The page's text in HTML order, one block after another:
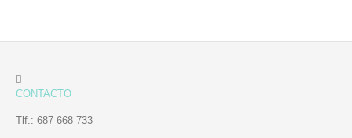
CONTACTO
Tlf.: 687 668 733